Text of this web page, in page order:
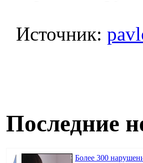
Источник:
Последние
Более 300